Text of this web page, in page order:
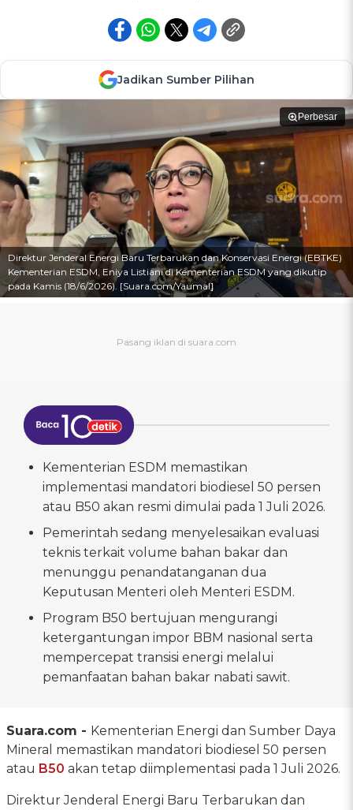
Jadikan Sumber Pilihan
Perbesar
Direktur Jenderal Energi Baru Terbarukan dan Konservasi Energi (EBTKE)
Kementerian ESDM, Eniya Listiani di Kementerian ESDM yang dikutip
pada Kamis (18/6/2026). [Suara.com/Yaumal]
Kementerian ESDM memastikan
implementasi mandatori biodiesel 50 persen
atau B50 akan resmi dimulai pada 1 Juli 2026.
Pemerintah sedang menyelesaikan evaluasi
teknis terkait volume bahan bakar dan
menunggu penandatanganan dua
Keputusan Menteri oleh Menteri ESDM.
Program B50 bertujuan mengurangi
ketergantungan impor BBM nasional serta
mempercepat transisi energi melalui
pemanfaatan bahan bakar nabati sawit.
Suara.com - Kementerian Energi dan Sumber Daya
Mineral memastikan mandatori biodiesel 50 persen
atau B50 akan tetap diimplementasi pada 1 Juli 2026.
Direktur Jenderal Energi Baru Terbarukan dan